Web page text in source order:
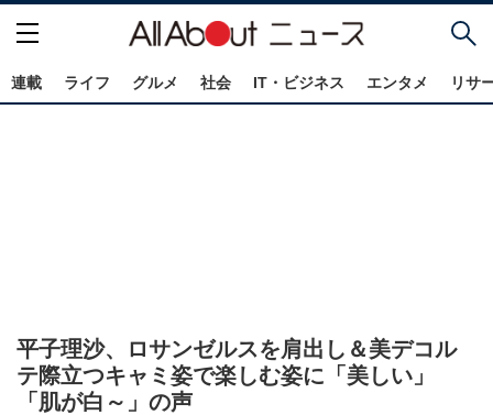
連載 ライフ グルメ 社会 IT・ビジネス エンタメ リサ
平子理沙、ロサンゼルスを肩出し＆美デコル
テ際立つキャミ姿で楽しむ姿に「美しい」
「肌が白～」の声